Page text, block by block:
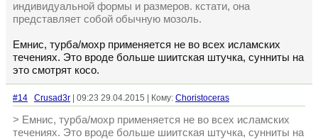
индивидуальной формы и размеров. кстати, она
представляет собой обычную мозоль.
Емнис, турба/мохр применяется не во всех исламских
течениях. Это вроде больше шиитская штучка, сунниты на
это смотрят косо.
#14 Crusad3r | 09:23 29.04.2015 | Кому: Choristoceras
> Емнис, турба/мохр применяется не во всех исламских
течениях. Это вроде больше шиитская штучка, сунниты на